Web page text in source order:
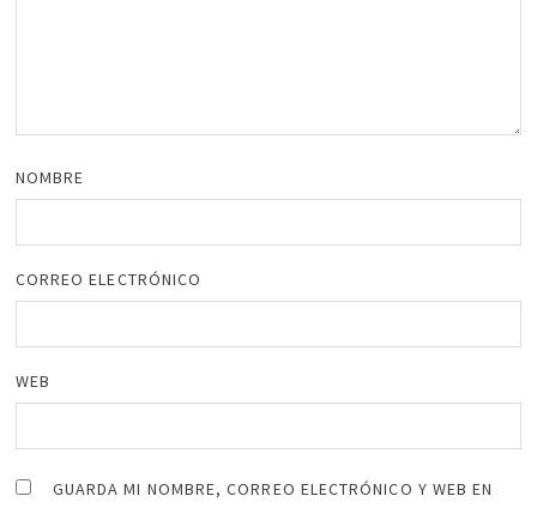
NOMBRE
CORREO ELECTRÓNICO
WEB
GUARDA MI NOMBRE, CORREO ELECTRÓNICO Y WEB EN